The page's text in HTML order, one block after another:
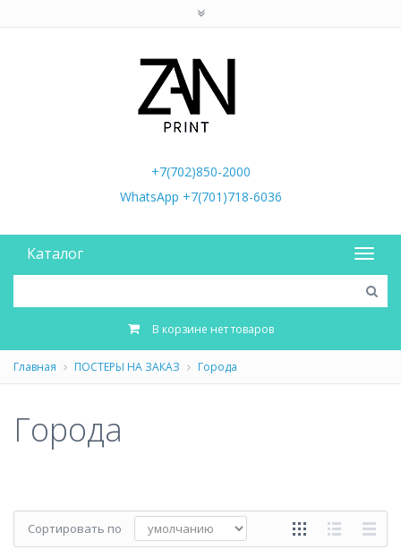
+7(702)850-2000
WhatsApp +7(701)718-6036
Каталог
В корзине нет товаров
Главная ПОСТЕРЫ НА ЗАКАЗ Города
Города
Сортировать по